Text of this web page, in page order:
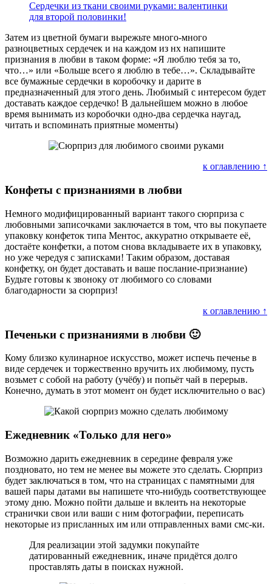
Сердечки из ткани своими руками: валентинки
для второй половинки!
Затем из цветной бумаги вырежьте много-много
разноцветных сердечек и на каждом из нх напишите
признания в любви в таком форме: «Я люблю тебя за то,
что…» или «Больше всего я люблю в тебе…». Складывайте
все бумажные сердечки в коробочку и дарите в
предназначенный для этого день. Любимый с интересом будет
доставать каждое сердечко! В дальнейшем можно в любое
время вынимать из коробочки одно-два сердечка наугад,
читать и вспоминать приятные моменты)
к оглавлению ↑
Конфеты с признаниями в любви
Немного модифицированный вариант такого сюрприза с
любовными записочками заключается в том, что вы покупаете
упаковку конфеток типа Ментос, аккуратно открываете её,
достаёте конфетки, а потом снова вкладываете их в упаковку,
но уже чередуя с записками! Таким образом, доставая
конфетку, он будет доставать и ваше послание-признание)
Будьте готовы к звоноку от любимого со словами
благодарности за сюрприз!
к оглавлению ↑
Печеньки с признаниями в любви 🙂
Кому близко кулинарное искусство, может испечь печенье в
виде сердечек и торжественно вручить их любимому, пусть
возьмет с собой на работу (учёбу) и попьёт чай в перерыв.
Конечно, думать в этот момент он будет исключительно о вас)
Ежедневник «Только для него»
Возможно дарить ежедневник в середине февраля уже
поздновато, но тем не менее вы можете это сделать. Сюрприз
будет заключаться в том, что на страницах с памятными для
вашей пары датами вы напишете что-нибудь соответствующее
этому дню. Можно пойти дальше и вклеить на некоторые
странички свои или ваши с ним фотографии, переписать
некоторые из присланных им или отправленных вами смс-ки.
Для реализации этой задумки покупайте
датированный ежедневник, иначе придётся долго
проставлять даты в поисках нужной.